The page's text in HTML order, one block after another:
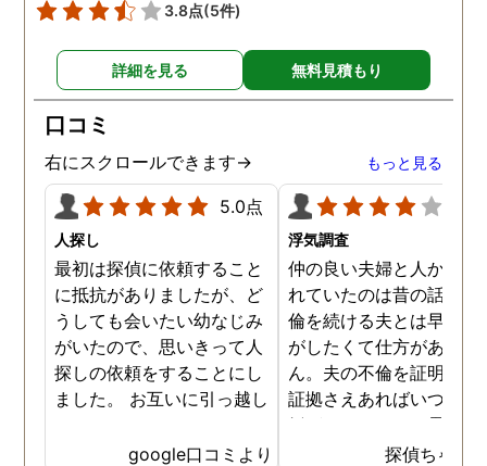
3.8点(5件)
詳細を見る 無料見積もり
口コミ
右にスクロールできます→ もっと見る
5.0点
人探し
最初は探偵に依頼すること
に抵抗がありましたが、ど
うしても会いたい幼なじみ
がいたので、思いきって人
探しの依頼をすることにし
ました。 お互いに引っ越し
いる情報も少なかったの
google口コミより
浮気調査
仲の良い夫婦と人から言
れていたのは昔の話で、
倫を続ける夫とは早く離
がしたくて仕方がありま
ん。夫の不倫を証明でき
証拠さえあればいつでも
婚ができるのにと愚痴を
ぼしていると、姉が探偵
探偵ちゃん